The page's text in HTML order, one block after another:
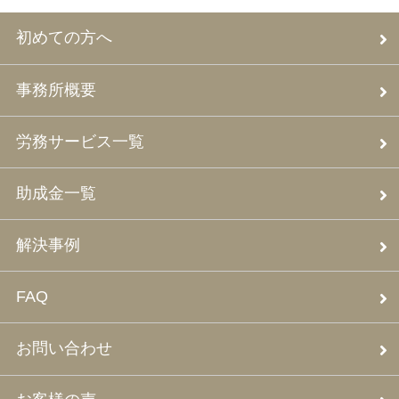
初めての方へ
事務所概要
労務サービス一覧
助成金一覧
解決事例
FAQ
お問い合わせ